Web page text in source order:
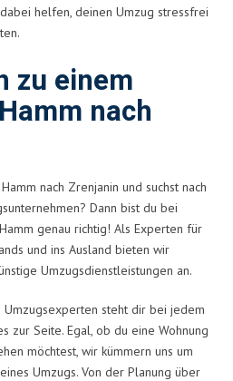
helfen, deinen Umzug stressfrei
zu einem
nach
nach Zrenjanin und suchst nach
Dann bist du bei
genau richtig! Als Experten für
und ins Ausland bieten wir
Umzugsdienstleistungen an.
steht dir bei jedem
zur Seite. Egal, ob du eine Wohnung
möchtest, wir kümmern uns um
Umzugs. Von der Planung über